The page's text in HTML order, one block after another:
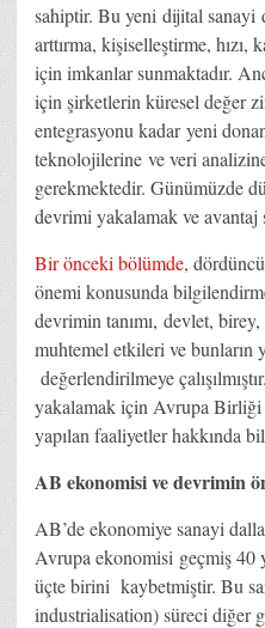
sahiptir. Bu yeni dijital sanayi
arttırma, kişiselleştirme,
için imkanlar sunmaktadır.
için şirketlerin küresel değer
entegrasyonu kadar yeni
teknolojilerine ve veri
gerekmektedir. Günümüzde
devrimi yakalamak ve avantaj
Bir önceki bölümde,
önemi konusunda
devrimin tanımı, devlet,
muhtemel etkileri ve bunların
değerlendirilmeye
yakalamak için Avrupa
yapılan faaliyetler hakkında
AB ekonomisi ve devrimin
AB’de ekonomiye sanayi
Avrupa ekonomisi geçmiş 40
üçte birini kaybetmiştir. Bu
industrialisation) süreci diğer